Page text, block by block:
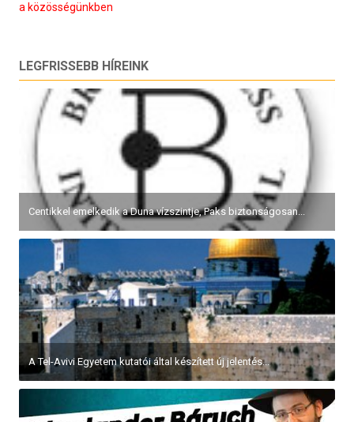
a közösségünkben
LEGFRISSEBB HÍREINK
Centikkel emelkedik a Duna vízszintje, Paks biztonságosan...
A Tel-Avivi Egyetem kutatói által készített új jelentés...